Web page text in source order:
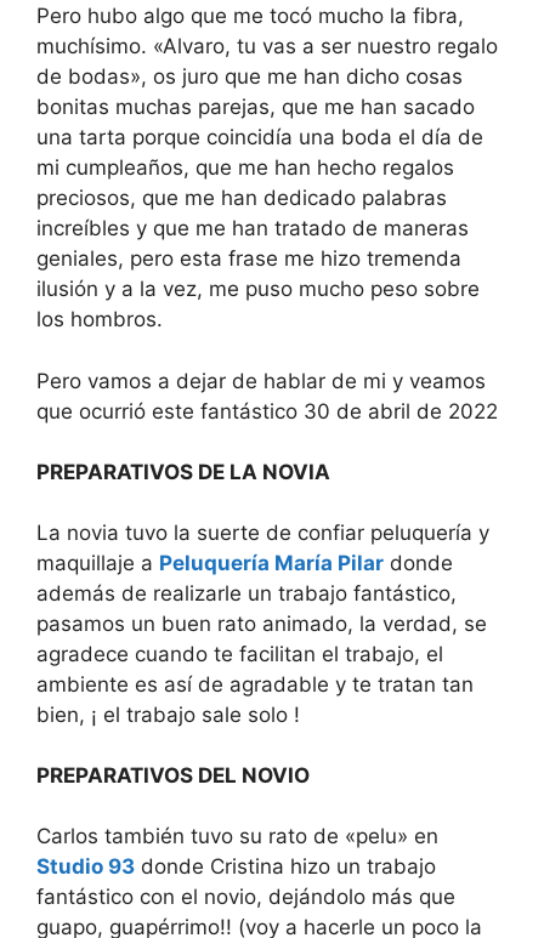
Pero hubo algo que me tocó mucho la fibra,
muchísimo. «Alvaro, tu vas a ser nuestro regalo
de bodas», os juro que me han dicho cosas
bonitas muchas parejas, que me han sacado
una tarta porque coincidía una boda el día de
mi cumpleaños, que me han hecho regalos
preciosos, que me han dedicado palabras
increíbles y que me han tratado de maneras
geniales, pero esta frase me hizo tremenda
ilusión y a la vez, me puso mucho peso sobre
los hombros.
Pero vamos a dejar de hablar de mi y veamos
que ocurrió este fantástico 30 de abril de 2022
PREPARATIVOS DE LA NOVIA
La novia tuvo la suerte de confiar peluquería y
maquillaje a Peluquería María Pilar donde
además de realizarle un trabajo fantástico,
pasamos un buen rato animado, la verdad, se
agradece cuando te facilitan el trabajo, el
ambiente es así de agradable y te tratan tan
bien, ¡ el trabajo sale solo !
PREPARATIVOS DEL NOVIO
Carlos también tuvo su rato de «pelu» en
Studio 93 donde Cristina hizo un trabajo
fantástico con el novio, dejándolo más que
guapo, guapérrimo!! (voy a hacerle un poco la